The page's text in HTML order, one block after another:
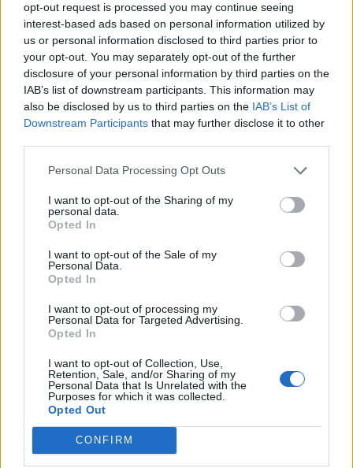
opt-out request is processed you may continue seeing
interest-based ads based on personal information utilized by
us or personal information disclosed to third parties prior to
your opt-out. You may separately opt-out of the further
disclosure of your personal information by third parties on the
IAB’s list of downstream participants. This information may
also be disclosed by us to third parties on the IAB’s List of
Downstream Participants that may further disclose it to other
Personal Data Processing Opt Outs
I want to opt-out of the Sharing of my
personal data.
Opted In
I want to opt-out of the Sale of my
Personal Data.
Opted In
I want to opt-out of processing my
Personal Data for Targeted Advertising.
Opted In
I want to opt-out of Collection, Use,
Retention, Sale, and/or Sharing of my
Personal Data that Is Unrelated with the
Purposes for which it was collected.
Opted Out
CONFIRM
00:00
Leonardo Maria Del Vecchio dall'ex compagna
in ospedale. Le dichiarazioni ai giornalisti